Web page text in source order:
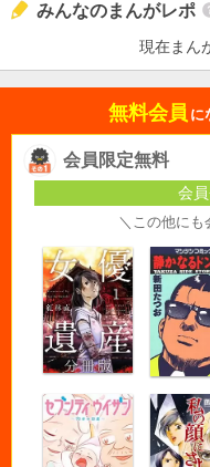
みんなのまんがレポ
現在まん
無料会員 に
会員限定無料
会
＼この他にも